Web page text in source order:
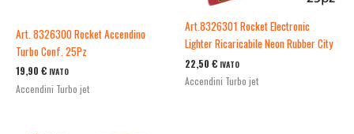
Art. 8326300 Rocket Accendino
Turbo Conf. 25Pz
19,90 € IVATO
Accendini Turbo jet
Art.8326301 Rocket Electronic
Lighter Ricaricabile Neon Rubber City
22,50 € IVATO
Accendini Turbo jet